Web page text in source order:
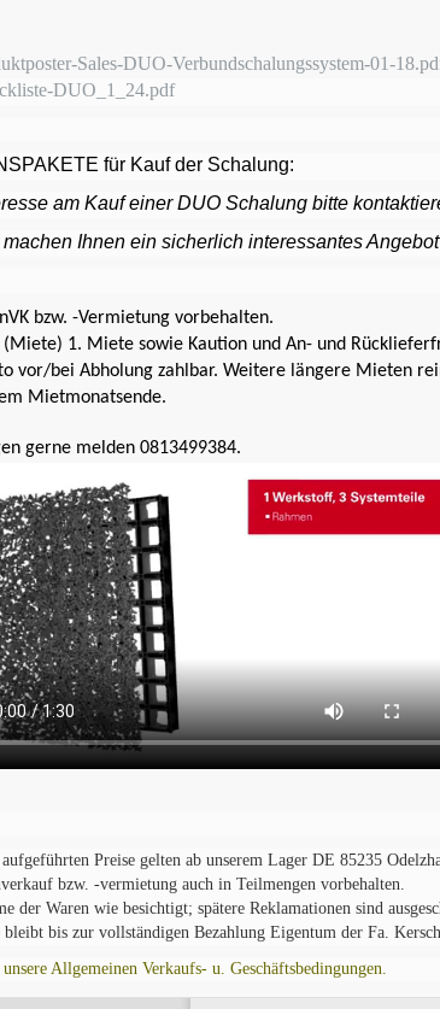
Sales-DUO-Verbundschalungssystem-01-
DUO_1_24.pdf
für Kauf der Schalung:
am Kauf einer DUO Schalung bitte
Ihnen ein sicherlich interessantes
bzw. -Vermietung vorbehalten.
(Miete) 1. Miete sowie Kaution und An- und
vor/bei Abholung zahlbar. Weitere längere Mieten
Mietmonatsende.
gerne melden 0813499384.
Preise gelten ab unserem Lager DE 85235
bzw. -vermietung auch in Teilmengen vorbehalten.
der Waren wie besichtigt; spätere Reklamationen sind
bleibt bis zur vollständigen Bezahlung Eigentum der Fa.
Allgemeinen Verkaufs- u. Geschäftsbedingungen.